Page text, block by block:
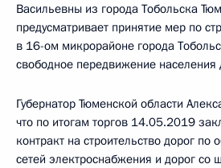
Васильевны из города Тобольска
предусматривает принятие мер по
в 16-ом микрорайоне города
свободное передвижение населения
Губернатор Тюменской области
что по итогам торгов 14.05.2019
контракт на строительство дорог по
сетей электроснабжения и дорог со